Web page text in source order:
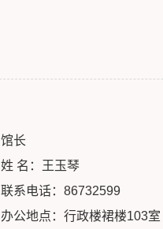
馆长
姓 名：王玉琴
联系电话：86732599
办公地点：行政楼裙楼103室